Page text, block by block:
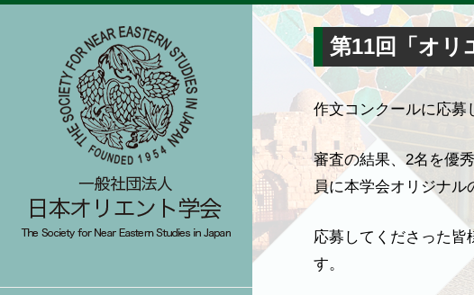
第11回「オリ
作文コンクールに応募
審査の結果、2名を優
員に本学会オリジナル
応募してくださった皆
す。